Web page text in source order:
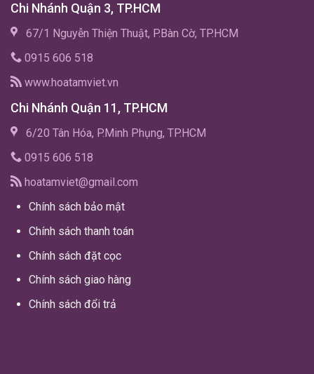
Chi Nhánh Quận 3, TP.HCM
67/1 Nguyễn Thiện Thuật, P.Bàn Cờ, TP.HCM
0915 606 518
www.hoatamviet.vn
Chi Nhánh Quận 11, TP.HCM
6/20 Tân Hóa, P.Minh Phụng, TP.HCM
0915 606 518
hoatamviet@gmail.com
Chính sách bảo mật
Chính sách thanh toán
Chính sách đặt cọc
Chính sách giao hàng
Chính sách đổi trả